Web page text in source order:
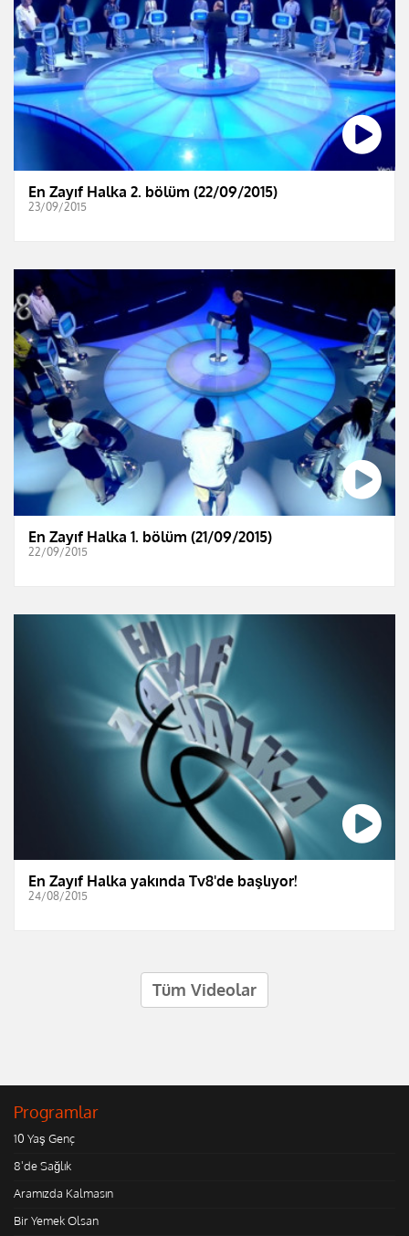
En Zayıf Halka 2. bölüm (22/09/2015)
23/09/2015
En Zayıf Halka 1. bölüm (21/09/2015)
22/09/2015
En Zayıf Halka yakında Tv8'de başlıyor!
24/08/2015
Tüm Videolar
Programlar
10 Yaş Genç
8'de Sağlık
Aramızda Kalmasın
Bir Yemek Olsan